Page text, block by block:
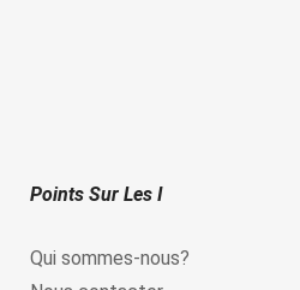
Points Sur Les I
Qui sommes-nous?